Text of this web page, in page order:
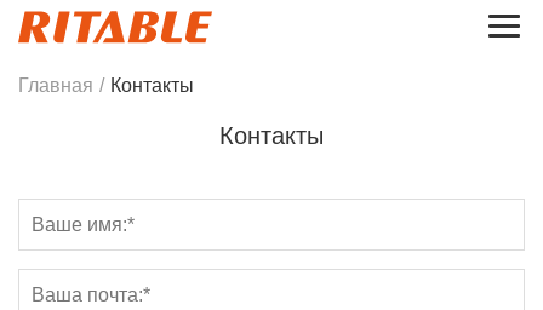
Главная / Контакты
Контакты